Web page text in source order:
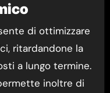
di ottimizzare
ritardandone la
a lungo termine.
inoltre di